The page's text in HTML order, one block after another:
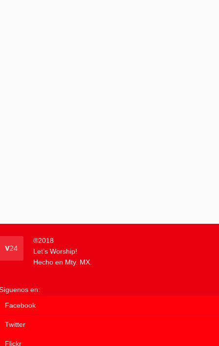
®2018
Let’s Worship!
Hecho en Mty. MX.
en:
Facebook
Twitter
Flickr